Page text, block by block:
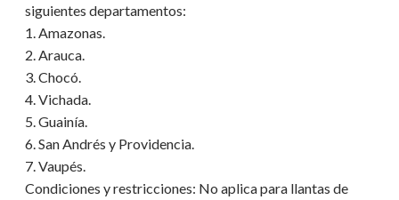
siguientes departamentos:
1. Amazonas.
2. Arauca.
3. Chocó.
4. Vichada.
5. Guainía.
6. San Andrés y Providencia.
7. Vaupés.
Condiciones y restricciones: No aplica para llantas de